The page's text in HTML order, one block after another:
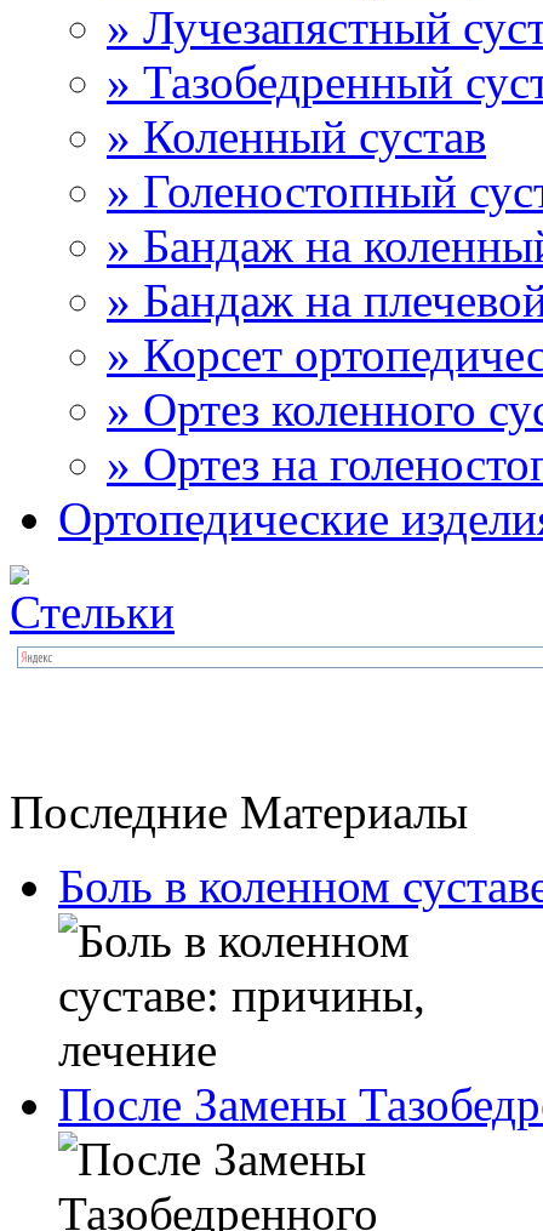
» Лучезапястный
» Тазобедренный
» Коленный сустав
» Голеностопный
» Бандаж на
» Бандаж на
» Корсет
» Ортез коленного
» Ортез на
Ортопедические
Последние Материалы
Боль в коленном
После Замены